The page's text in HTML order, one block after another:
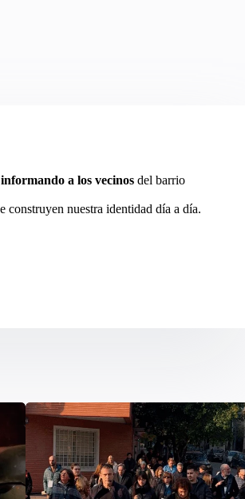
a los vecinos del barrio
nuestra identidad día a día.